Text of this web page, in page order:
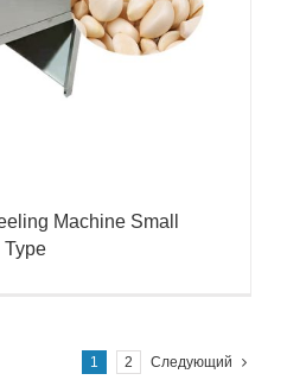
Machine Small
Type
1 2 Следующий